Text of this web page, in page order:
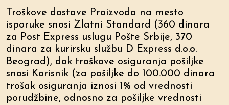
Troškove dostave Proizvoda na mesto
isporuke snosi Zlatni Standard (360 dinara
za Post Express uslugu Pošte Srbije, 370
dinara za kurirsku službu D Express d.o.o.
Beograd), dok troškove osiguranja pošiljke
snosi Korisnik (za pošiljke do 100.000 dinara
trošak osiguranja iznosi 1% od vrednosti
porudžbine, odnosno za pošiljke vrednosti